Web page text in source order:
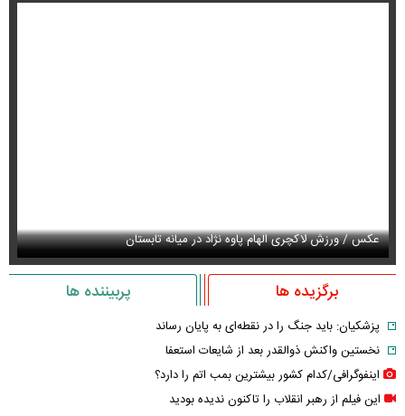
عکس / ورزش لاکچری الهام پاوه نژاد در میانه تابستان
برگزیده ها پربیننده ها
پزشکیان: باید جنگ را در نقطه‌ای به پایان رساند
نخستین واکنش ذوالقدر بعد از شایعات استعفا
اینفوگرافی/کدام کشور بیشترین بمب اتم را دارد؟
این فیلم از رهبر انقلاب را تاکنون ندیده بودید